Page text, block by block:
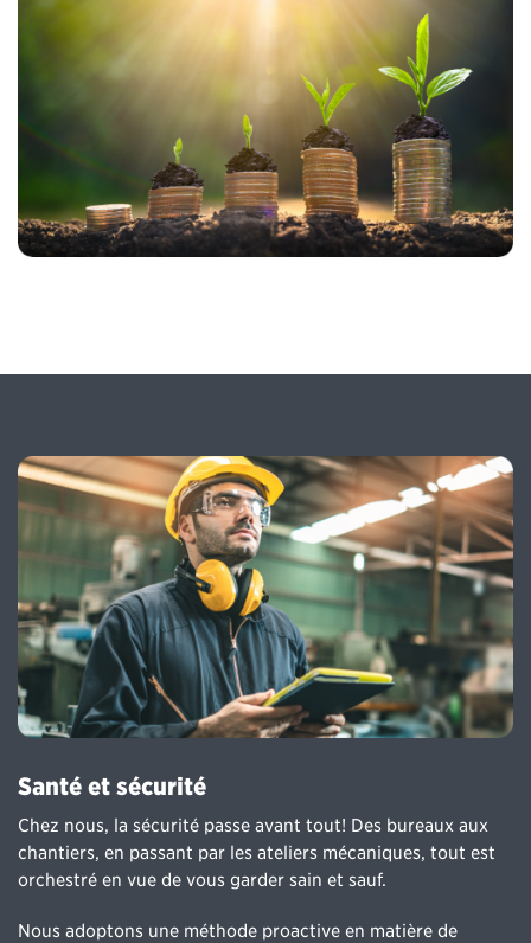
Santé et sécurité
Chez nous, la sécurité passe avant tout! Des bureaux aux
chantiers, en passant par les ateliers mécaniques, tout est
orchestré en vue de vous garder sain et sauf.
Nous adoptons une méthode proactive en matière de